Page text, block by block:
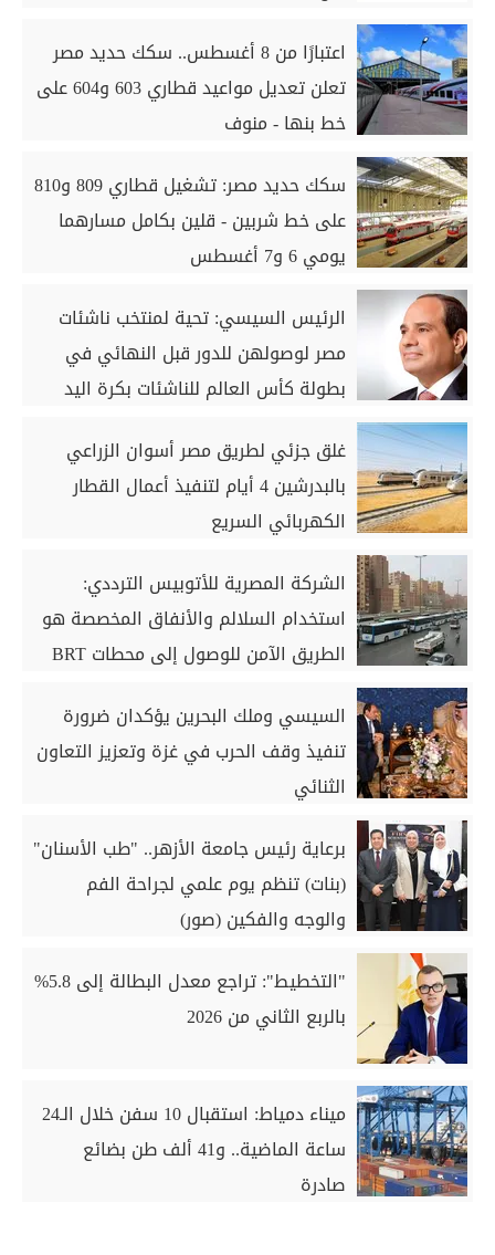
اعتبارًا من 8 أغسطس.. سكك حديد مصر
تعلن تعديل مواعيد قطاري 603 و604 على
خط بنها - منوف
سكك حديد مصر: تشغيل قطاري 809 و810
على خط شربين - قلين بكامل مسارهما
يومي 6 و7 أغسطس
الرئيس السيسي: تحية لمنتخب ناشئات
مصر لوصولهن للدور قبل النهائي في
بطولة كأس العالم للناشئات بكرة اليد
غلق جزئي لطريق مصر أسوان الزراعي
بالبدرشين 4 أيام لتنفيذ أعمال القطار
الكهربائي السريع
الشركة المصرية للأتوبيس الترددي:
استخدام السلالم والأنفاق المخصصة هو
الطريق الآمن للوصول إلى محطات BRT
السيسي وملك البحرين يؤكدان ضرورة
تنفيذ وقف الحرب في غزة وتعزيز التعاون
الثنائي
برعاية رئيس جامعة الأزهر.. "طب الأسنان"
(بنات) تنظم يوم علمي لجراحة الفم
والوجه والفكين (صور)
"التخطيط": تراجع معدل البطالة إلى 5.8%
بالربع الثاني من 2026
ميناء دمياط: استقبال 10 سفن خلال الـ24
ساعة الماضية.. و41 ألف طن بضائع
صادرة